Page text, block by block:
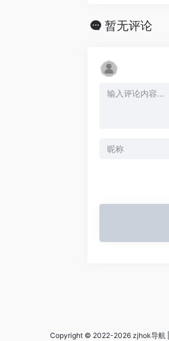
暂无评论
Copyright © 2022-2026 zjhok导航